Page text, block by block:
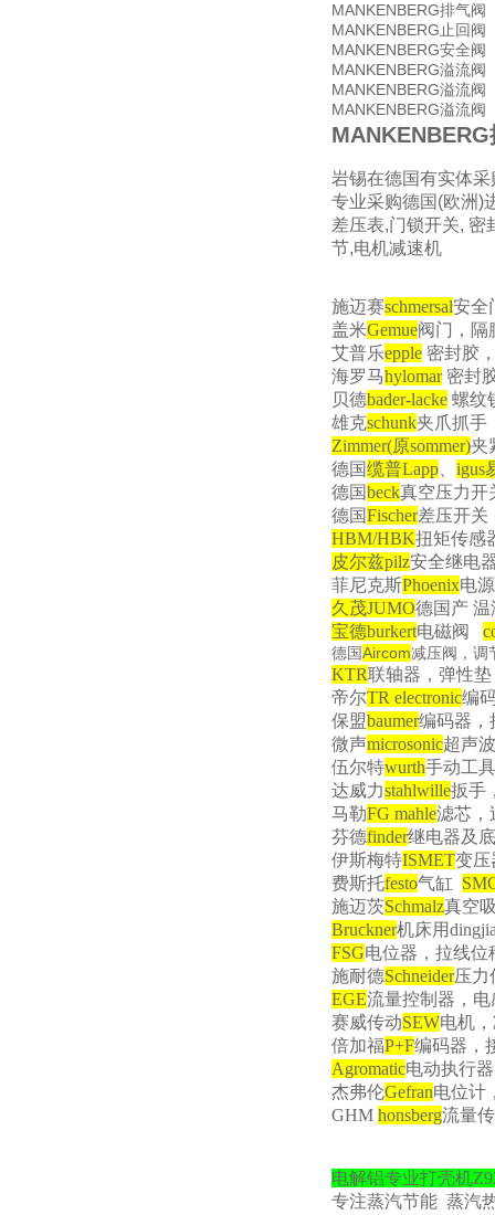
MANKENBERG排气阀
MANKENBERG 止回阀
MANKENBERG安全阀
MANKENBERG溢流阀
MANKENBERG溢流阀
MANKENBERG溢流阀
岩锡在德国有实体
专业采购德国 (欧洲)
差压表,门锁开关, 密
节,电机减速机
施迈赛schmersal安全
盖米Gemue阀门，隔
艾普乐epple 密封胶
海罗马hylomar密封
贝德bader-lacke 螺纹
雄克schunk夹爪抓手
Zimmer(原sommer)夹
德国缆普Lapp igus
德国beck真空压力开
德国Fischer差压开关
HBM/HBK扭矩传感
皮尔兹pilz安全继电
菲尼克斯Phoenix电
久茂JUMO德国产
宝德burkert电磁阀
德国 Aircom减压阀，调
KTR联轴器，弹性垫
帝尔TR electronic编
保盟baumer编码器，
微声microsonic超声
伍尔特wurth手动工
达威力stahlwille扳手
马勒FG mahle滤芯，
芬德finder继电器及
伊斯梅特ISMET变压
费斯托festo气缸
施迈茨Schmalz真空
Bruckner机床用
FSG电位器，拉线
施耐德Schneider压力
EGE流量控制器，电
赛威传动SEW电机
倍加福P+F编码器，
Agromatic电动执行
杰弗伦Gefran电位计
GHM honsberg流量
电解铝专业打壳机
专注蒸汽节能 蒸汽